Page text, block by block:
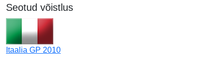
Seotud võistlus
Itaalia GP 2010